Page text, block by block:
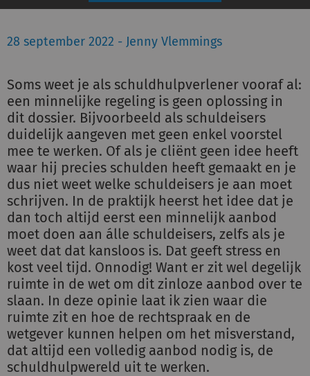
28 september 2022 - Jenny Vlemmings
Soms weet je als schuldhulpverlener vooraf al:
een minnelijke regeling is geen oplossing in
dit dossier. Bijvoorbeeld als schuldeisers
duidelijk aangeven met geen enkel voorstel
mee te werken. Of als je cliënt geen idee heeft
waar hij precies schulden heeft gemaakt en je
dus niet weet welke schuldeisers je aan moet
schrijven. In de praktijk heerst het idee dat je
dan toch altijd eerst een minnelijk aanbod
moet doen aan álle schuldeisers, zelfs als je
weet dat dat kansloos is. Dat geeft stress en
kost veel tijd. Onnodig! Want er zit wel degelijk
ruimte in de wet om dit zinloze aanbod over te
slaan. In deze opinie laat ik zien waar die
ruimte zit en hoe de rechtspraak en de
wetgever kunnen helpen om het misverstand,
dat altijd een volledig aanbod nodig is, de
schuldhulpwereld uit te werken.